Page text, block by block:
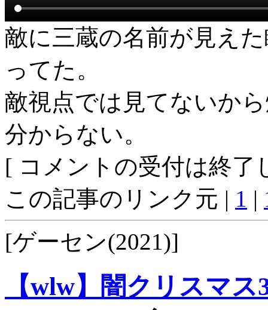
敵に三蔵の名前が見え
ってた。
敵視点では見てないか
分からない。
[ コメントの受付は終了
この記事のリンク元 | 1 |
[ゲーセン(2021)]
【wlw】闇クリスマ